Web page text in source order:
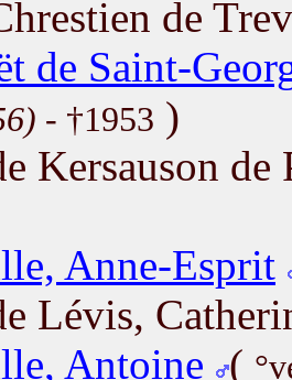
de
de Saint-
- †1953 )
Kersauson
Anne-Esprit
Lévis,
Antoine (